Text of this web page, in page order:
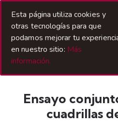
Ensayo
cuadrillas
Esta página utiliza cookies y
otras tecnologías para que
podamos mejorar tu
en nuestro sitio: Más
información.